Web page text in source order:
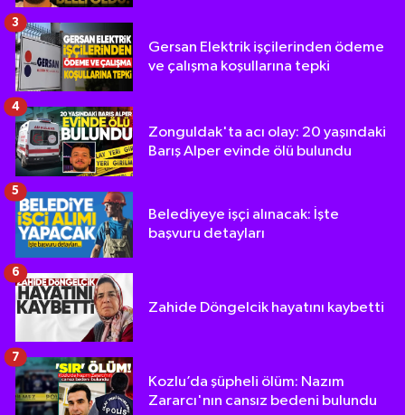
Gersan Elektrik işçilerinden ödeme
ve çalışma koşullarına tepki
3
Zonguldak'ta acı olay: 20 yaşındaki
Barış Alper evinde ölü bulundu
4
Belediyeye işçi alınacak: İşte
başvuru detayları
5
Zahide Döngelcik hayatını kaybetti
6
Kozlu’da şüpheli ölüm: Nazım
Zararcı'nın cansız bedeni bulundu
7